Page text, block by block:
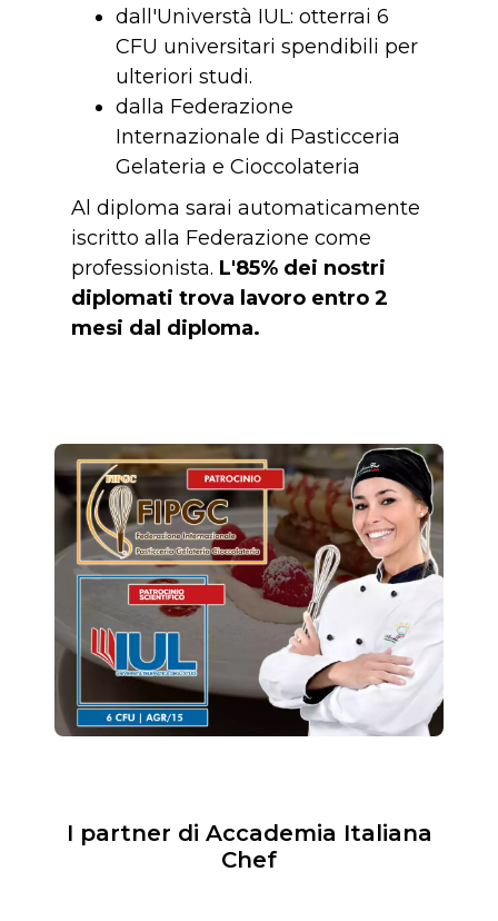
dall'Universtà IUL: otterrai 6
CFU universitari spendibili per
ulteriori studi.
dalla Federazione
Internazionale di Pasticceria
Gelateria e Cioccolateria
Al diploma sarai automaticamente
iscritto alla Federazione come
professionista. L'85% dei nostri
diplomati trova lavoro entro 2
mesi dal diploma.
I partner di Accademia Italiana
Chef